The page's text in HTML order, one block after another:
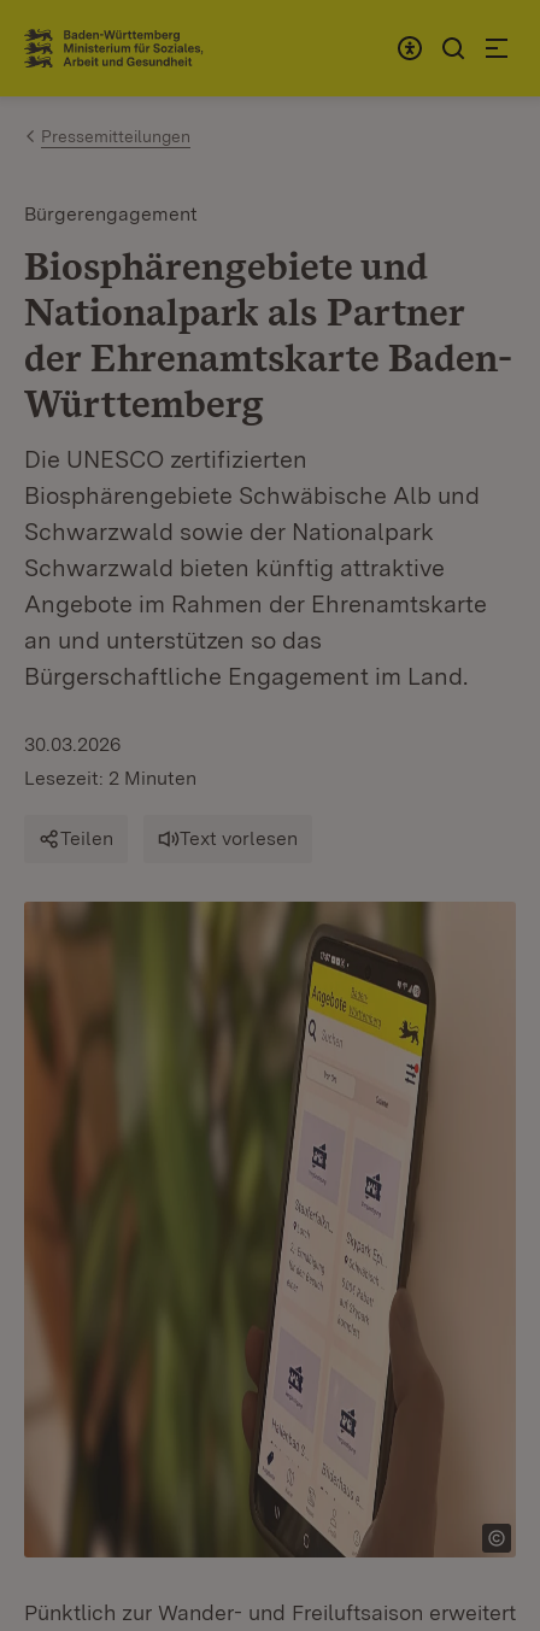
Zum Inhalt springen
Link zur Startseite
Pressemitteilungen
Bürgerengagement
Biosphärengebiete und
Nationalpark als Partner
der Ehrenamtskarte Baden-
Württemberg
Die UNESCO zertifizierten
Biosphärengebiete Schwäbische Alb und
Schwarzwald sowie der Nationalpark
Schwarzwald bieten künftig attraktive
Angebote im Rahmen der Ehrenamtskarte
an und unterstützen so das
Bürgerschaftliche Engagement im Land.
30.03.2026
Lesezeit: 2 Minuten
Teilen Text vorlesen
Pünktlich zur Wander- und Freiluftsaison erweitert